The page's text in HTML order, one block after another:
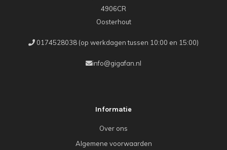
4906CR
Oosterhout
0174528038 (op werkdagen tussen 10:00 en 15:00)
info@gigafan.nl
Informatie
Over ons
Algemene voorwaarden